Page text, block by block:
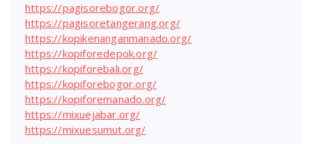
https://pagisorebogor.org/
https://pagisoretangerang.org/
https://kopikenanganmanado.org/
https://kopiforedepok.org/
https://kopiforebali.org/
https://kopiforebogor.org/
https://kopiforemanado.org/
https://mixuejabar.org/
https://mixuesumut.org/